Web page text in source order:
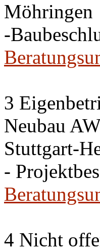
Möhringen
-
3
Neubau
Stuttgart-
-
4 Nicht